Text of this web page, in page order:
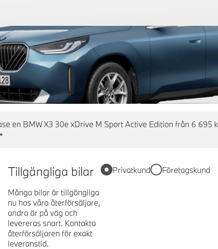
en BMW X3 30e xDrive M Sport Active Edition från 6 695
Tillgängliga bilar
Många bilar är tillgängliga
nu hos våra återförsäljare,
andra är på väg och
levereras snart. Kontakta
återförsäljaren för exakt
leveranstid.
Privatkund Företagskund